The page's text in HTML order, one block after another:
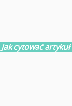
Jak cytować artykuł